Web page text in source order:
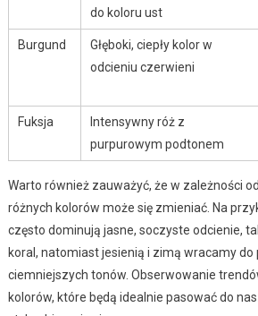
do koloru ust
Burgund
Głęboki, ciepły kolor w
odcieniu czerwieni
Fuksja
Intensywny róż z
purpurowym podtonem
Warto również zauważyć, że w zależności
różnych kolorów może się zmieniać. Na
często dominują jasne, soczyste odcienie,
koral, natomiast jesienią i zimą wracamy do
ciemniejszych tonów. Obserwowanie
kolorów, które będą idealnie pasować do